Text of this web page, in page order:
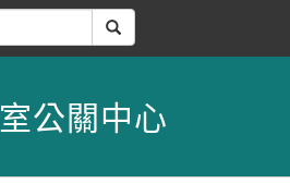
公關中心